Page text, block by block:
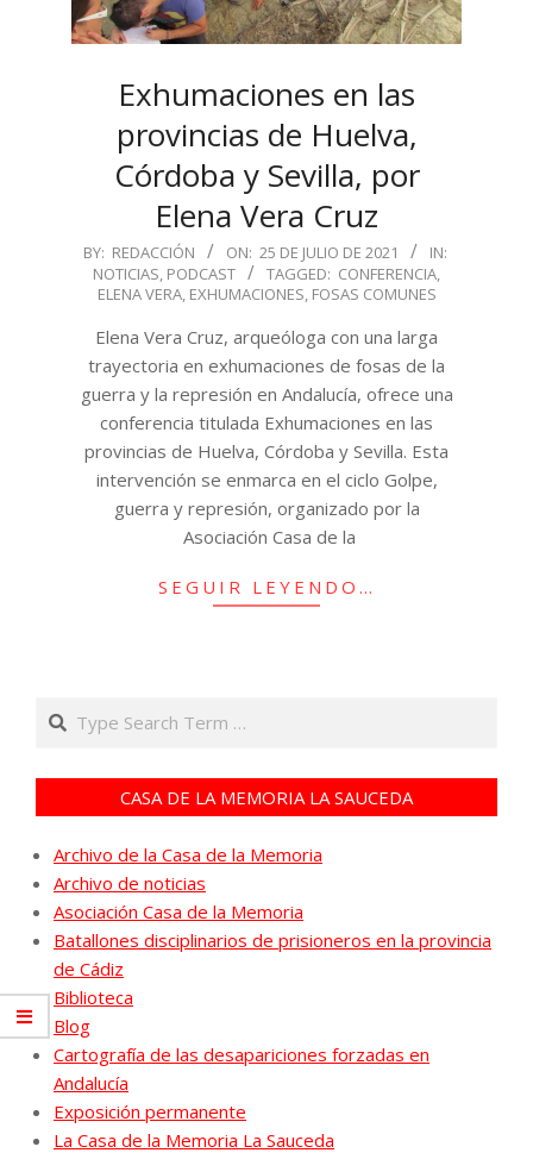
Exhumaciones en las
provincias de Huelva,
Córdoba y Sevilla, por
Elena Vera Cruz
2021-
07-
BY: REDACCIÓN ON: 25 DE JULIO DE 2021
IN:
NOTICIAS, PODCAST TAGGED: CONFERENCIA,
ELENA VERA, EXHUMACIONES, FOSAS COMUNES
Elena Vera Cruz, arqueóloga con una larga
trayectoria en exhumaciones de fosas de la
guerra y la represión en Andalucía, ofrece una
conferencia titulada Exhumaciones en las
provincias de Huelva, Córdoba y Sevilla. Esta
intervención se enmarca en el ciclo Golpe,
guerra y represión, organizado por la
Asociación Casa de la
SEGUIR LEYENDO…
Search
CASA DE LA MEMORIA LA SAUCEDA
Archivo de la Casa de la Memoria
Archivo de noticias
Asociación Casa de la Memoria
Batallones disciplinarios de prisioneros en la provincia
de Cádiz
Biblioteca
Blog
Cartografía de las desapariciones forzadas en
Andalucía
Exposición permanente
La Casa de la Memoria La Sauceda